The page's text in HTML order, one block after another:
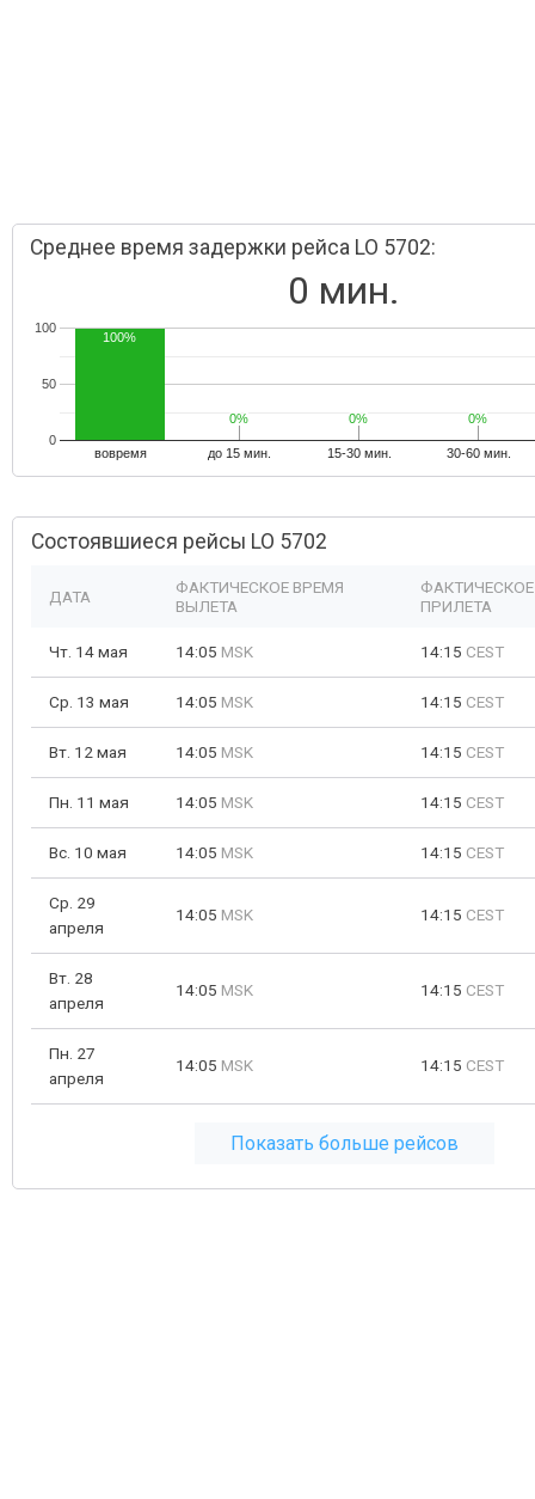
Среднее время задержки рейса LO 5702:
0 мин.
вовремя до 15 мин. 15-30 мин. 30-60 мин.
0
50
100
100%
0%
0% 0%
0% 0%
0%
Состоявшиеся рейсы LO 5702
ДАТА
ФАКТИЧЕСКОЕ ВРЕМЯ
ВЫЛЕТА
ПРИЛЕТА
Чт. 14 мая 14:05 MSK 14:15 CEST
Ср. 13 мая 14:05 MSK 14:15 CEST
Вт. 12 мая 14:05 MSK 14:15 CEST
Пн. 11 мая 14:05 MSK 14:15 CEST
Вс. 10 мая 14:05 MSK 14:15 CEST
Ср. 29
апреля
14:05 MSK 14:15 CEST
Вт. 28
апреля
14:05 MSK 14:15 CEST
Пн. 27
апреля
14:05 MSK 14:15 CEST
Показать больше рейсов